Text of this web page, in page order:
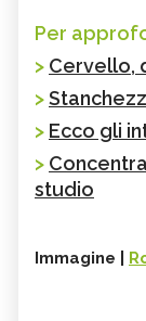
Per
> Cervello,
>
> Ecco gli
>
studio
Immagine |